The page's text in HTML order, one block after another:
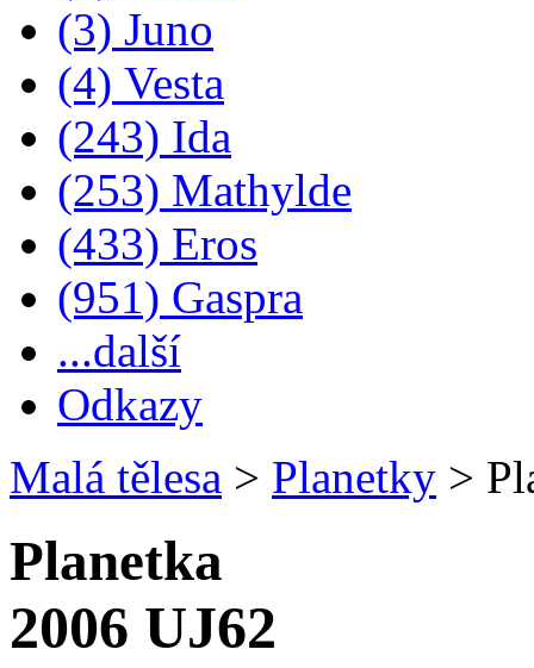
(3) Juno
(4) Vesta
(243) Ida
(253) Mathylde
(433) Eros
(951) Gaspra
...další
Odkazy
Malá tělesa > Planetky >
Planetka
2006 UJ62